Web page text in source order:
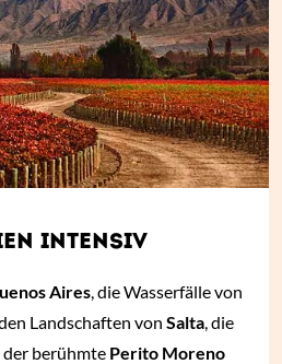
INTENSIV
Aires, die Wasserfälle von
Landschaften von Salta, die
der berühmte Perito Moreno